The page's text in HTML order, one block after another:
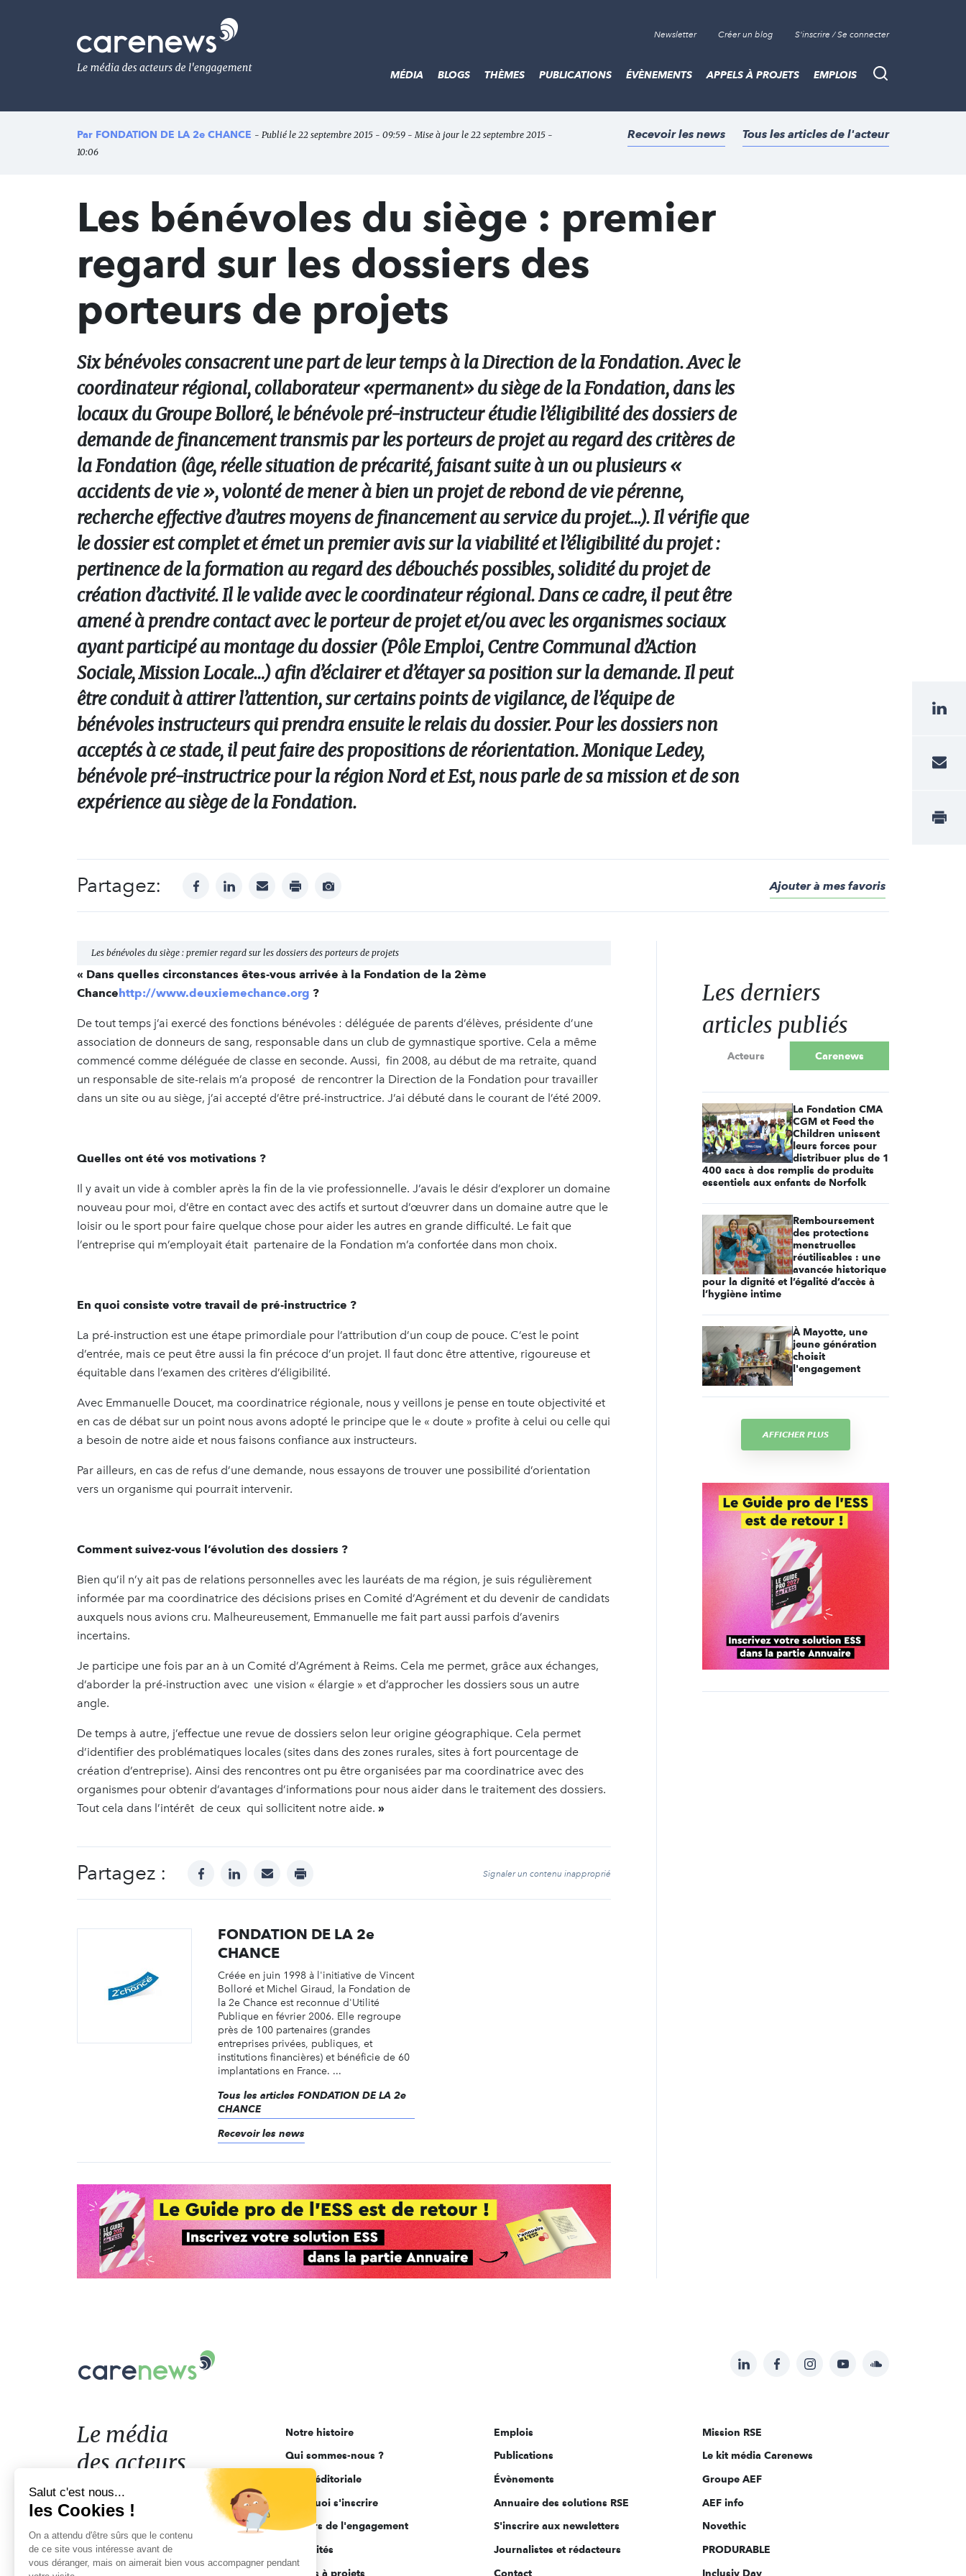
Le
média
de
l'engagement
Newsletter Créer un blog S'inscrire / Se connecter
Recherche
MÉDIA BLOGS THÈMES PUBLICATIONS ÉVÈNEMENTS APPELS À PROJETS EMPLOIS
Par FONDATION DE LA 2e CHANCE - Publié le 22 septembre 2015 - 09:59 - Mise à jour le 22 septembre 2015 -
10:06
Recevoir les news Tous les articles de l'acteur
Les bénévoles du siège : premier
regard sur les dossiers des
porteurs de projets
Six bénévoles consacrent une part de leur temps à la Direction de la Fondation. Avec le
coordinateur régional, collaborateur «permanent» du siège de la Fondation, dans les
locaux du Groupe Bolloré, le bénévole pré-instructeur étudie l’éligibilité des dossiers de
demande de financement transmis par les porteurs de projet au regard des critères de
la Fondation (âge, réelle situation de précarité, faisant suite à un ou plusieurs «
accidents de vie », volonté de mener à bien un projet de rebond de vie pérenne,
recherche effective d’autres moyens de financement au service du projet...). Il vérifie que
le dossier est complet et émet un premier avis sur la viabilité et l’éligibilité du projet :
pertinence de la formation au regard des débouchés possibles, solidité du projet de
création d’activité. Il le valide avec le coordinateur régional. Dans ce cadre, il peut être
amené à prendre contact avec le porteur de projet et/ou avec les organismes sociaux
ayant participé au montage du dossier (Pôle Emploi, Centre Communal d’Action
Sociale, Mission Locale…) afin d’éclairer et d’étayer sa position sur la demande. Il peut
être conduit à attirer l’attention, sur certains points de vigilance, de l’équipe de
bénévoles instructeurs qui prendra ensuite le relais du dossier. Pour les dossiers non
acceptés à ce stade, il peut faire des propositions de réorientation. Monique Ledey,
bénévole pré-instructrice pour la région Nord et Est, nous parle de sa mission et de son
expérience au siège de la Fondation.
Partagez: facebooklinkedinmail print
Afficher
Ajouter à mes favoris
Les bénévoles du siège : premier regard sur les dossiers des porteurs de projets
« Dans quelles circonstances êtes-vous arrivée à la Fondation de la 2ème
Chancehttp://www.deuxiemechance.org ?
De tout temps j’ai exercé des fonctions bénévoles : déléguée de parents d’élèves, présidente d’une
association de donneurs de sang, responsable dans un club de gymnastique sportive. Cela a même
commencé comme déléguée de classe en seconde. Aussi, fin 2008, au début de ma retraite, quand
un responsable de site-relais m’a proposé de rencontrer la Direction de la Fondation pour travailler
dans un site ou au siège, j’ai accepté d’être pré-instructrice. J’ai débuté dans le courant de l’été 2009.
Quelles ont été vos motivations ?
Il y avait un vide à combler après la fin de la vie professionnelle. J’avais le désir d’explorer un domaine
nouveau pour moi, d’être en contact avec des actifs et surtout d’œuvrer dans un domaine autre que le
loisir ou le sport pour faire quelque chose pour aider les autres en grande difficulté. Le fait que
l’entreprise qui m’employait était partenaire de la Fondation m’a confortée dans mon choix.
En quoi consiste votre travail de pré-instructrice ?
La pré-instruction est une étape primordiale pour l’attribution d’un coup de pouce. C’est le point
d’entrée, mais ce peut être aussi la fin précoce d’un projet. Il faut donc être attentive, rigoureuse et
équitable dans l’examen des critères d’éligibilité.
Avec Emmanuelle Doucet, ma coordinatrice régionale, nous y veillons je pense en toute objectivité et
en cas de débat sur un point nous avons adopté le principe que le « doute » profite à celui ou celle qui
a besoin de notre aide et nous faisons confiance aux instructeurs.
Par ailleurs, en cas de refus d’une demande, nous essayons de trouver une possibilité d’orientation
vers un organisme qui pourrait intervenir.
Comment suivez-vous l’évolution des dossiers ?
Bien qu’il n’y ait pas de relations personnelles avec les lauréats de ma région, je suis régulièrement
informée par ma coordinatrice des décisions prises en Comité d’Agrément et du devenir de candidats
auxquels nous avions cru. Malheureusement, Emmanuelle me fait part aussi parfois d’avenirs
incertains.
Je participe une fois par an à un Comité d’Agrément à Reims. Cela me permet, grâce aux échanges,
d’aborder la pré-instruction avec une vision « élargie » et d’approcher les dossiers sous un autre
angle.
De temps à autre, j’effectue une revue de dossiers selon leur origine géographique. Cela permet
d’identifier des problématiques locales (sites dans des zones rurales, sites à fort pourcentage de
création d’entreprise). Ainsi des rencontres ont pu être organisées par ma coordinatrice avec des
organismes pour obtenir d’avantages d’informations pour nous aider dans le traitement des dossiers.
Tout cela dans l’intérêt de ceux qui sollicitent notre aide. »
Partagez : facebooklinkedinmail print Signaler un contenu inapproprié
FONDATION DE LA 2e
CHANCE
Créée en juin 1998 à l'initiative de Vincent
Bolloré et Michel Giraud, la Fondation de
la 2e Chance est reconnue d'Utilité
Publique en février 2006. Elle regroupe
près de 100 partenaires (grandes
entreprises privées, publiques, et
institutions financières) et bénéficie de 60
implantations en France. ...
Tous les articles FONDATION DE LA 2e
CHANCE
Recevoir les news
Les derniers
articles publiés
Acteurs Carenews
La Fondation CMA
CGM et Feed the
Children unissent
leurs forces pour
distribuer plus de 1
400 sacs à dos remplis de produits
essentiels aux enfants de Norfolk
Remboursement
des protections
menstruelles
réutilisables : une
avancée historique
pour la dignité et l’égalité d’accès à
l’hygiène intime
À Mayotte, une
jeune génération
choisit
l'engagement
AFFICHER PLUS
Suivez-
sur:
LinkedInFacebookInstagramYouTubeSoundcloud
Le
acteurs
de
l'engagement
Le média
des acteurs
de l'engagement
Notre histoire
Qui sommes-nous ?
Ligne éditoriale
Pourquoi s'inscrire
Acteurs de l'engagement
Actualités
Appels à projets
Emplois
Publications
Évènements
Annuaire des solutions RSE
S'inscrire aux newsletters
Journalistes et rédacteurs
Contact
Mission RSE
Le kit média Carenews
Groupe AEF
AEF info
Novethic
PRODURABLE
Inclusiv Day
Salut c'est nous...
les Cookies !
On a attendu d'être sûrs que le contenu
de ce site vous intéresse avant de
vous déranger, mais on aimerait bien vous accompagner pendant